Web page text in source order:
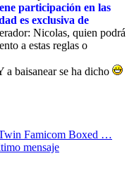
participación en las
es exclusiva de
Nicolas, quien podrá
a estas reglas o
a baisanear se ha dicho
Famicom Boxed …
mensaje